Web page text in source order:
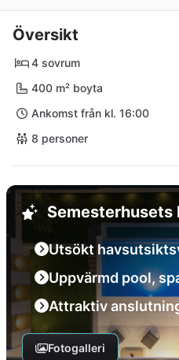
Översikt
4 sovrum
400 m² boyta
Ankomst från kl. 16:00
8 personer
Utsökt
Uppvärmd pool,
Attraktiv
Fotogalleri